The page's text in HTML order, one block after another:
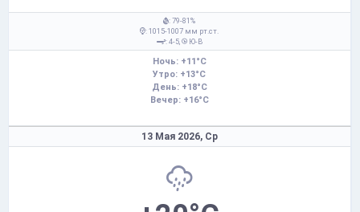
: 79-81%
: 1015-1007 мм рт.ст.
: 4-5,
Ю-В
Ночь: +11°C
Утро: +13°C
День: +18°C
Вечер: +16°C
13 Мая 2026, Ср